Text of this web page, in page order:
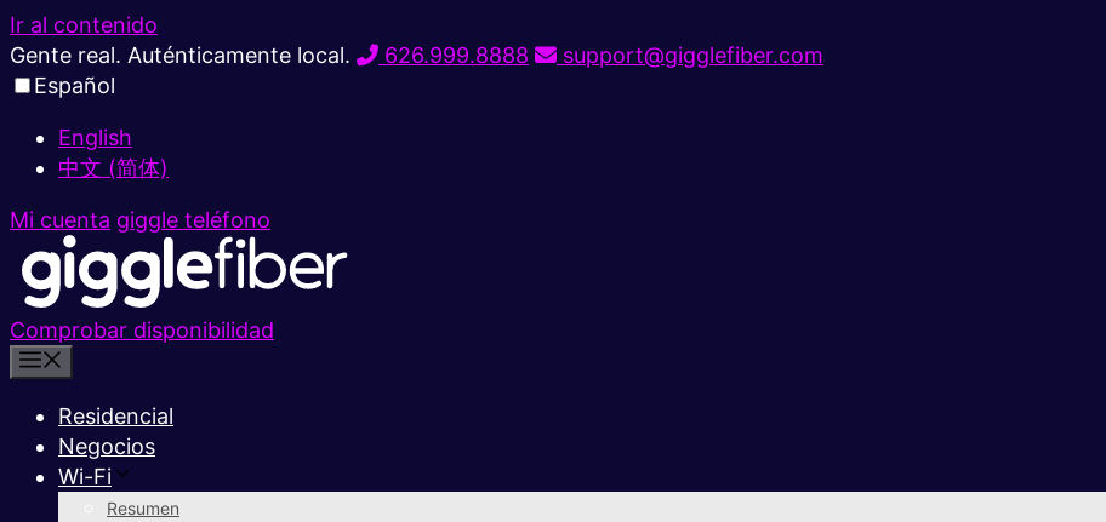
Ir al contenido
Gente real. Auténticamente local.
626.999.8888
support@gigglefiber.com
Español
English
中文 (简体)
Mi cuenta giggle teléfono
Comprobar disponibilidad
Residencial
Negocios
Wi-Fi
Resumen